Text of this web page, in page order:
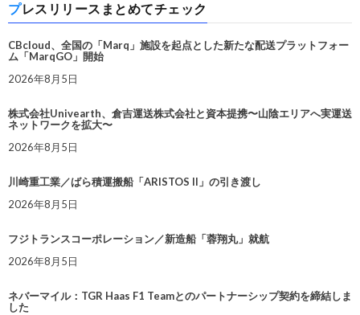
プレスリリースまとめてチェック
CBcloud、全国の「Marq」施設を起点とした新たな配送プラットフォー
ム「MarqGO」開始
2026年8月5日
株式会社Univearth、倉吉運送株式会社と資本提携〜山陰エリアへ実運送
ネットワークを拡大〜
2026年8月5日
川崎重工業／ばら積運搬船「ARISTOS II」の引き渡し
2026年8月5日
フジトランスコーポレーション／新造船「蓉翔丸」就航
2026年8月5日
ネバーマイル：TGR Haas F1 Teamとのパートナーシップ契約を締結しま
した